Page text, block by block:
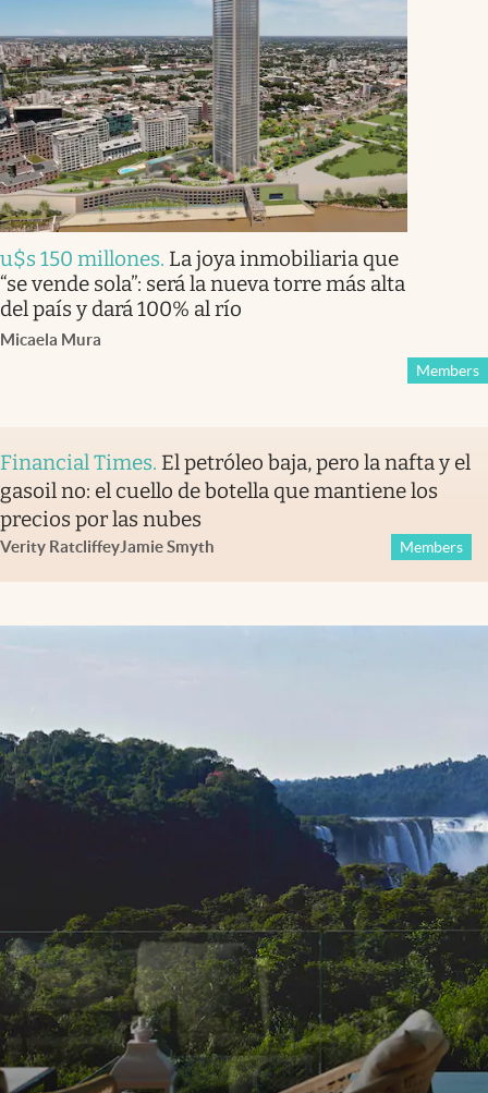
u$s 150 millones. La joya inmobiliaria que
“se vende sola”: será la nueva torre más alta
del país y dará 100% al río
Micaela Mura
Members
Financial Times. El petróleo baja, pero la nafta y el
gasoil no: el cuello de botella que mantiene los
precios por las nubes
Verity RatcliffeyJamie Smyth Members